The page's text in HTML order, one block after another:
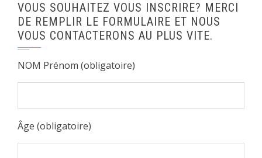
VOUS SOUHAITEZ VOUS INSCRIRE? MERCI
DE REMPLIR LE FORMULAIRE ET NOUS
VOUS CONTACTERONS AU PLUS VITE.
NOM Prénom (obligatoire)
Âge (obligatoire)